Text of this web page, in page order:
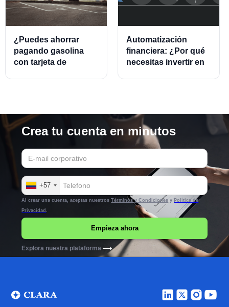
¿Puedes ahorrar
pagando gasolina
con tarjeta de
Automatización
financiera: ¿Por qué
necesitas invertir en
Crea tu cuenta en minutos
+57
Al crear una cuenta, aceptas nuestrosTérminos y Condiciones y Política de
Privacidad.
Explora nuestra plataforma